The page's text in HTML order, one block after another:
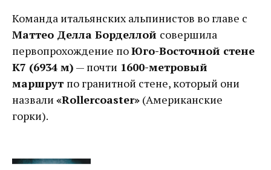
Команда итальянских альпинистов во главе с
Маттео Делла Борделлой совершила
первопрохождение поЮго-Восточной стене
К7 (6934 м) — почти 1600-метровый
маршрут по гранитной стене, который они
назвали «Rollercoaster» (Американские
горки).